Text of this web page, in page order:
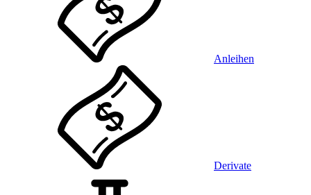
Anleihen
Derivate